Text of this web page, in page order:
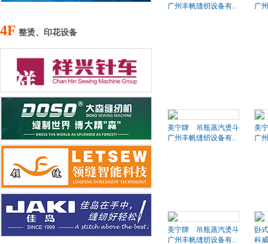
广州丰帆缝纫设备有.. 广
4F 整烫、印花设备
美宁牌 吊瓶蒸汽烫斗
广州丰帆缝纫设备有..
美
广
美宁牌 吊瓶蒸汽烫斗
广州丰帆缝纫设备有..
卧
科